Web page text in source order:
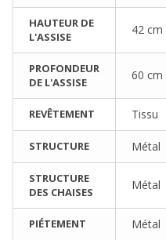
HAUTEUR DE
L'ASSISE
42 cm
PROFONDEUR
DE L'ASSISE
60 cm
REVÊTEMENT Tissu
STRUCTURE Métal
STRUCTURE
DES CHAISES
Métal
PIÉTEMENT Métal